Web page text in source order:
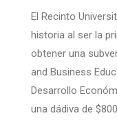
El Recinto
historia al ser la
obtener una
and Business
Desarrollo
una dádiva de